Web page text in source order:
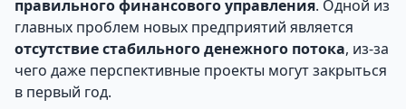
правильного финансового управления. Одной из
главных проблем новых предприятий является
отсутствие стабильного денежного потока, из-за
чего даже перспективные проекты могут закрыться
в первый год.